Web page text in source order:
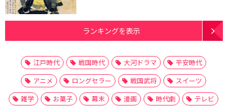
ランキングを表示
江戸時代 戦国時代 大河ドラマ
平安時代
アニメ
ロングセラー 戦国武将
スイーツ
雑学
お菓子 幕末 漫画 時代劇
テレビ